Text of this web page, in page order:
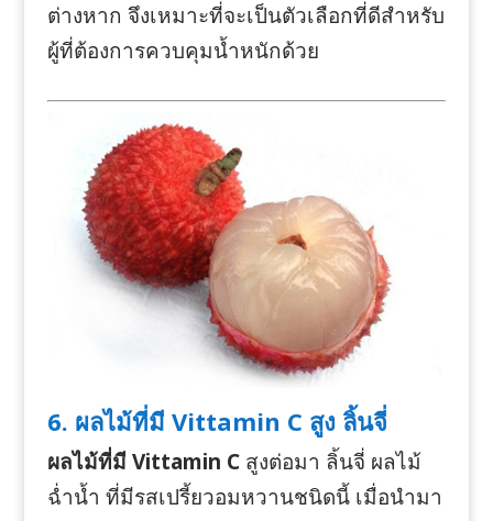
ต่างหาก จึงเหมาะที่จะเป็นตัวเลือกที่ดีสำหรับ
ผู้ที่ต้องการควบคุมน้ำหนักด้วย
6. ผลไม้ที่มี Vittamin C สูง ลิ้นจี่
ผลไม้ที่มี Vittamin Cสูงต่อมา ลิ้นจี่ ผลไม้
ฉ่ำน้ำ ที่มีรสเปรี้ยวอมหวานชนิดนี้ เมื่อนำมา